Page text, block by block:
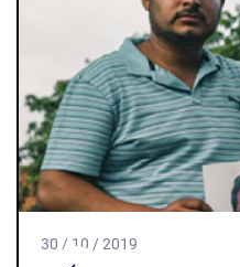
30 / 10 / 2019